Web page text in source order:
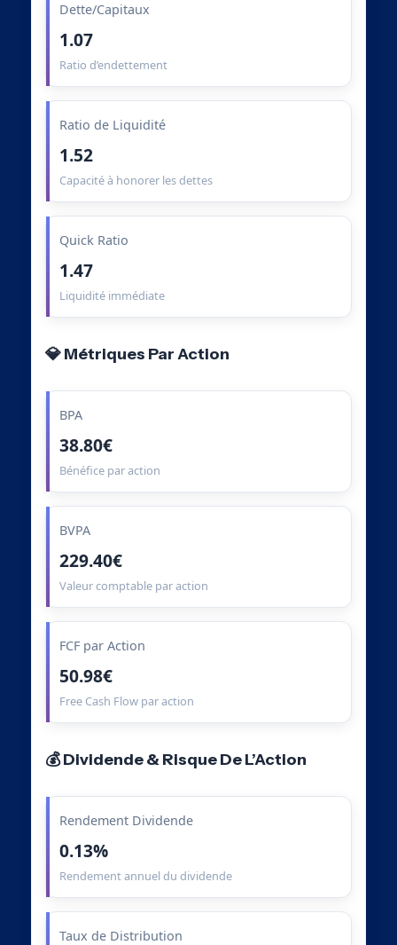
Dette/Capitaux
1.07
Ratio d’endettement
Ratio de Liquidité
1.52
Capacité à honorer les dettes
Quick Ratio
1.47
Liquidité immédiate
💎 Métriques Par Action
BPA
38.80€
Bénéfice par action
BVPA
229.40€
Valeur comptable par action
FCF par Action
50.98€
Free Cash Flow par action
💰 Dividende & Risque De L’Action
Rendement Dividende
0.13%
Rendement annuel du dividende
Taux de Distribution